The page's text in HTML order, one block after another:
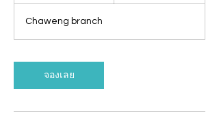
า
ที
Chaweng branch
จองเลย